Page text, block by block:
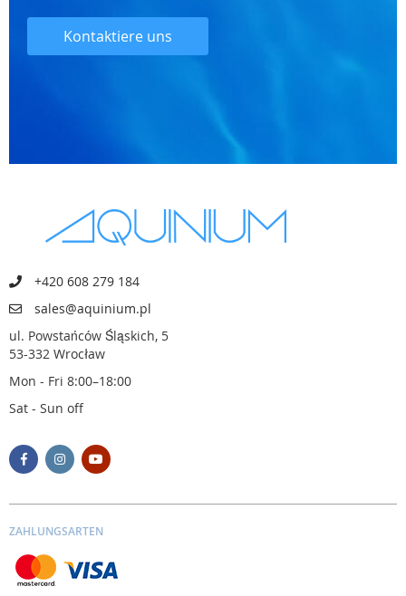
Kontaktiere uns
+420 608 279 184
sales@aquinium.pl
ul. Powstańców Śląskich, 5
53-332 Wrocław
Mon - Fri 8:00–18:00
Sat - Sun off
ZAHLUNGSARTEN